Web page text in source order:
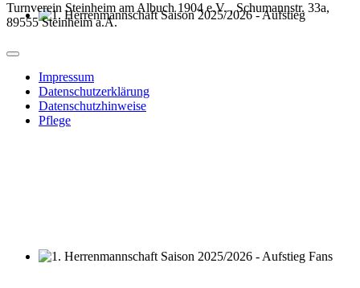
1. Herrenmannschaft Saison 2025/2026 - Aufstieg
Turnverein Steinheim am Albuch 1904 e.V. , Schumannstr. 33a,
89555 Steinheim a.A.
Impressum
Datenschutzerklärung
Datenschutzhinweise
Pflege